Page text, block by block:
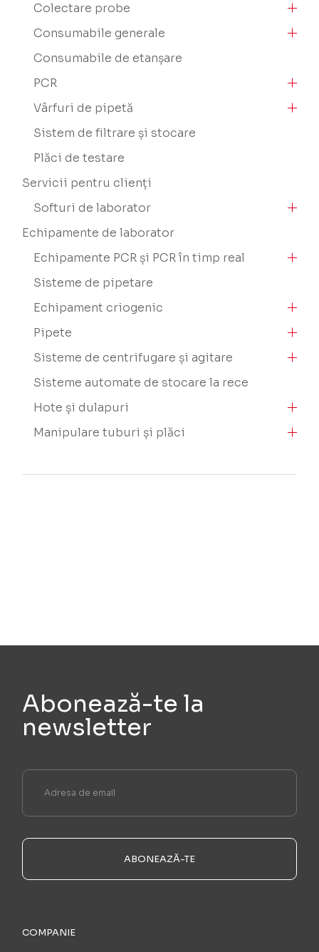
Colectare probe
Consumabile generale
Consumabile de etanșare
PCR
Vârfuri de pipetă
Sistem de filtrare și stocare
Plăci de testare
Servicii pentru clienți
Softuri de laborator
Echipamente de laborator
Echipamente PCR și PCR în timp real
Sisteme de pipetare
Echipament criogenic
Pipete
Sisteme de centrifugare și agitare
Sisteme automate de stocare la rece
Hote și dulapuri
Manipulare tuburi și plăci
Abonează-te la
newsletter
ABONEAZĂ-TE
COMPANIE